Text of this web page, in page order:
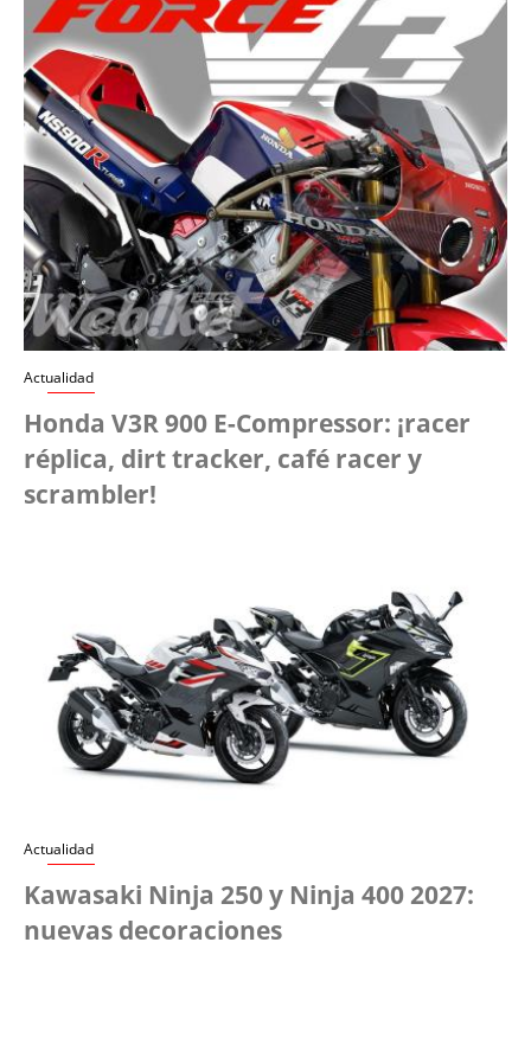
Actualidad
Honda V3R 900 E-Compressor: ¡racer
réplica, dirt tracker, café racer y
scrambler!
Actualidad
Kawasaki Ninja 250 y Ninja 400 2027:
nuevas decoraciones